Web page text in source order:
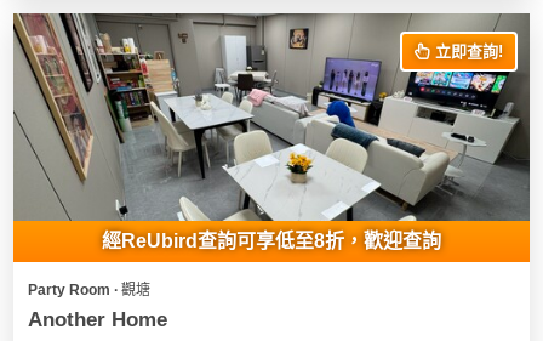
立即查詢!
經ReUbird查詢可享低至8折，歡迎查詢
Party Room ∙ 觀塘
Another Home